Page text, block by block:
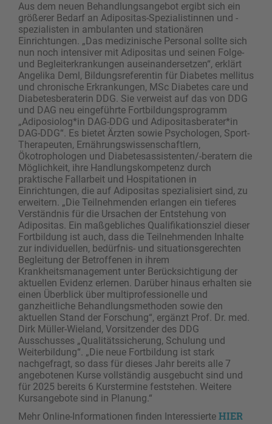
Aus dem neuen Behandlungsangebot ergibt sich ein
größerer Bedarf an Adipositas-Spezialistinnen und -
spezialisten in ambulanten und stationären
Einrichtungen. „Das medizinische Personal sollte sich
nun noch intensiver mit Adipositas und seinen Folge-
und Begleiterkrankungen auseinandersetzen“, erklärt
Angelika Deml, Bildungsreferentin für Diabetes mellitus
und chronische Erkrankungen, MSc Diabetes care und
Diabetesberaterin DDG. Sie verweist auf das von DDG
und DAG neu eingeführte Fortbildungsprogramm
„Adiposiolog*in DAG-DDG und Adipositasberater*in
DAG-DDG“. Es bietet Ärzten sowie Psychologen, Sport-
Therapeuten, Ernährungswissenschaftlern,
Ökotrophologen und Diabetesassistenten/-beratern die
Möglichkeit, ihre Handlungskompetenz durch
praktische Fallarbeit und Hospitationen in
Einrichtungen, die auf Adipositas spezialisiert sind, zu
erweitern. „Die Teilnehmenden erlangen ein tieferes
Verständnis für die Ursachen der Entstehung von
Adipositas. Ein maßgebliches Qualifikationsziel dieser
Fortbildung ist auch, dass die Teilnehmenden Inhalte
zur individuellen, bedürfnis- und situationsgerechten
Begleitung der Betroffenen in ihrem
Krankheitsmanagement unter Berücksichtigung der
aktuellen Evidenz erlernen. Darüber hinaus erhalten sie
einen Überblick über multiprofessionelle und
ganzheitliche Behandlungsmethoden sowie den
aktuellen Stand der Forschung“, ergänzt Prof. Dr. med.
Dirk Müller-Wieland, Vorsitzender des DDG
Ausschusses „Qualitätssicherung, Schulung und
Weiterbildung“. „Die neue Fortbildung ist stark
nachgefragt, so dass für dieses Jahr bereits alle 7
angebotenen Kurse vollständig ausgebucht sind und
für 2025 bereits 6 Kurstermine feststehen. Weitere
Kursangebote sind in Planung.“
Mehr Online-Informationen finden Interessierte HIER